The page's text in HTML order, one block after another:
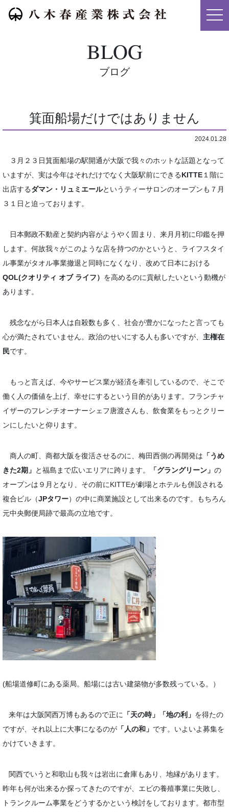
メニ
BLOG
ブログ
箕面船場だけではありません
2024.01.28
３月２３日箕面船場の駅開通が大阪で我々のホットな話題となって
いますが、実は今年はそれだけでなく大阪駅前にできるKITTE１階に
出店するダマン・リュミエールというティーサロンのオープンも７月
３１日と迫っております。
日本郵政不動産と契約内容がようやく固まり、来月月初に印鑑を押
します。何故我々がこのような店を持つのかというと、ライフスタイ
ル事業がタオル事業撤退と同時になくなり、改めて日本における
QOL(クオリティ オブ ライフ） を高めるのに貢献したいという動機が
あります。
残念ながら日本人は自殺数も多く、社会が豊かになったと言っても
心が満たされていません。政治のせいにする人も多いですが、 主権在
民です。
もっと言えば、今やサービス業が経済を牽引しているので、そこで
働く人の価値を上げ、幸せにするという目的があります。フランチャ
イザーのフレンチオーナーシェフ唐渡さんも、飲食業をもっとクリー
ンにしたいと仰ります。
商人の町、商都大阪を復活させるのに、梅田西側の再開発は 「うめ
きた2期」 と福島まで広いエリアに跨ります。 「グラングリーン」 の
オープンは９月となり、その前にKITTEが劇場とホテルも併設される
複合ビル（JPタワー）の中に商業施設として出来るのです。もちろん
元中央郵便局跡で最高の立地です。
(船場道修町にある薬局。船場には古い建築物が多数残っている。）
来年は大阪関西万博もあるので正に 「天の時」「地の利」 を得たの
ですが、それ以上に大事になるのが「人の和」 です。いよいよ募集を
かけていきます。
関西でいうと和歌山も我々は岩出に倉庫もあり、地縁があります。
昨年も何が出来るか探ってきたのですが、エビの養殖事業に失敗し、
トランクルーム事業をどうするかという検討をしております。都市型